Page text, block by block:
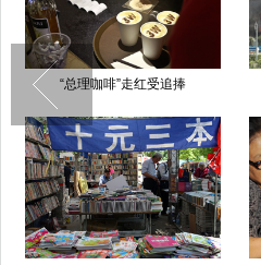
“总理咖啡”走红受追捧